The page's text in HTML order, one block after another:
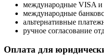
международные VISA и
международные
альтернативные
ручное согласование
Оплата для